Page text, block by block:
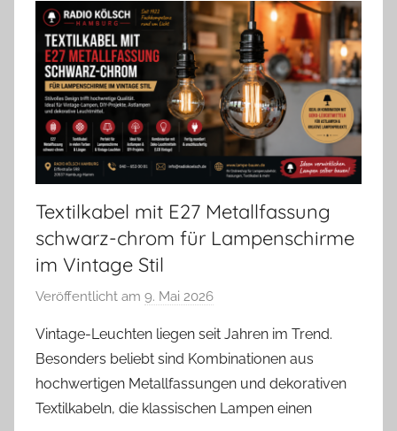
Textilkabel mit E27 Metallfassung
schwarz-chrom für Lampenschirme
im Vintage Stil
Veröffentlicht am 9. Mai 2026
n
A
n
d
Vintage-Leuchten liegen seit Jahren im Trend.
Besonders beliebt sind Kombinationen aus
hochwertigen Metallfassungen und dekorativen
Textilkabeln, die klassischen Lampen einen